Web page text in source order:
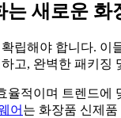
새로운
해야 합니다.
고, 완벽한 패키징
적이며 트렌드
어 는 화장품 신제